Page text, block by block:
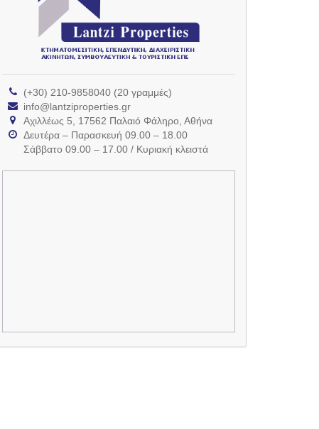
(+30) 210-9858040 (20 γραμμές)
info@lantziproperties.gr
Αχιλλέως 5, 17562 Παλαιό Φάληρο, Αθήνα
Δευτέρα – Παρασκευή 09.00 – 18.00
Σάββατο 09.00 – 17.00 / Κυριακή κλειστά